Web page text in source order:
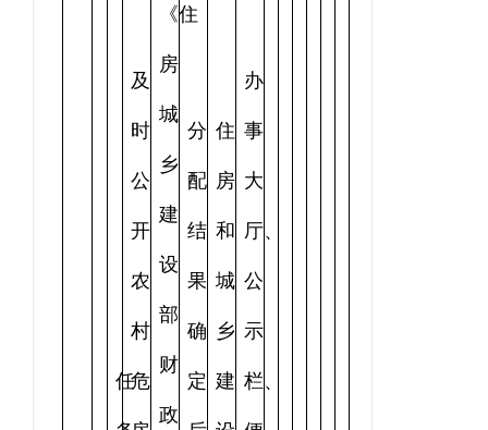
任
及
时
公
开
农
村
危
《住
房
城
乡
建
设
部
财
政
分
配
结
果
确
定
住
房
和
城
乡
建
办
事
大
厅、
公
示
栏、